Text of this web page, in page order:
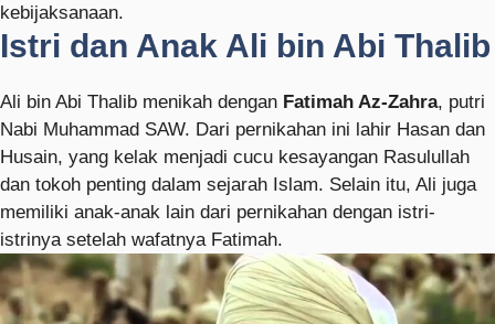
kebijaksanaan.
Istri dan Anak Ali bin Abi Thalib
Ali bin Abi Thalib menikah dengan Fatimah Az-Zahra, putri
Nabi Muhammad SAW. Dari pernikahan ini lahir Hasan dan
Husain, yang kelak menjadi cucu kesayangan Rasulullah
dan tokoh penting dalam sejarah Islam. Selain itu, Ali juga
memiliki anak-anak lain dari pernikahan dengan istri-
istrinya setelah wafatnya Fatimah.